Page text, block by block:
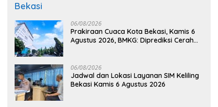
Bekasi
06/08/2026
Prakiraan Cuaca Kota Bekasi, Kamis 6
Agustus 2026, BMKG: Diprediksi Cerah
06/08/2026
Jadwal dan Lokasi Layanan SIM Keliling
Bekasi Kamis 6 Agustus 2026